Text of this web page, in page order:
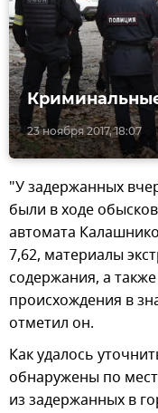
23 ноября 2017, 18:07
"У задержанных
были в ходе
автомата
7,62, материалы
содержания, а
происхождения в
отметил он.
Как удалось
обнаружены по
из задержанных в